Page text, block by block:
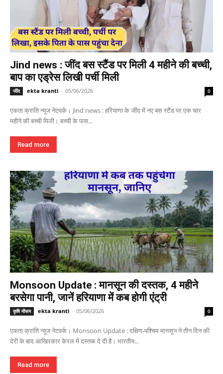
Jind news : जींद बस स्टैंड पर मिली 4 महीने की बच्ची,
बाप का एड्रेस लिखी पर्ची मिली
जींद ekta kranti - 05/06/2026 0
एकता क्रांति न्यूज नेटवर्क। Jind news : हरियाणा के जींद में नए बस स्टैंड पर एक चार
महीने की बच्ची मिली। बच्ची के पास...
Read more
Monsoon Update : मानसून की दस्तक, 4 महीने
बरसेगा पानी, जानें हरियाणा में कब होगी एंट्री
कृषि मौसम ekta kranti - 05/06/2026 0
एकता क्रांति न्यूज नेटवर्क। Monsoon Update : दक्षिण-पश्चिम मानसून ने तीन दिन की
देरी के बाद आखिरकार केरल में दस्तक दे दी है। भारतीय...
Read more